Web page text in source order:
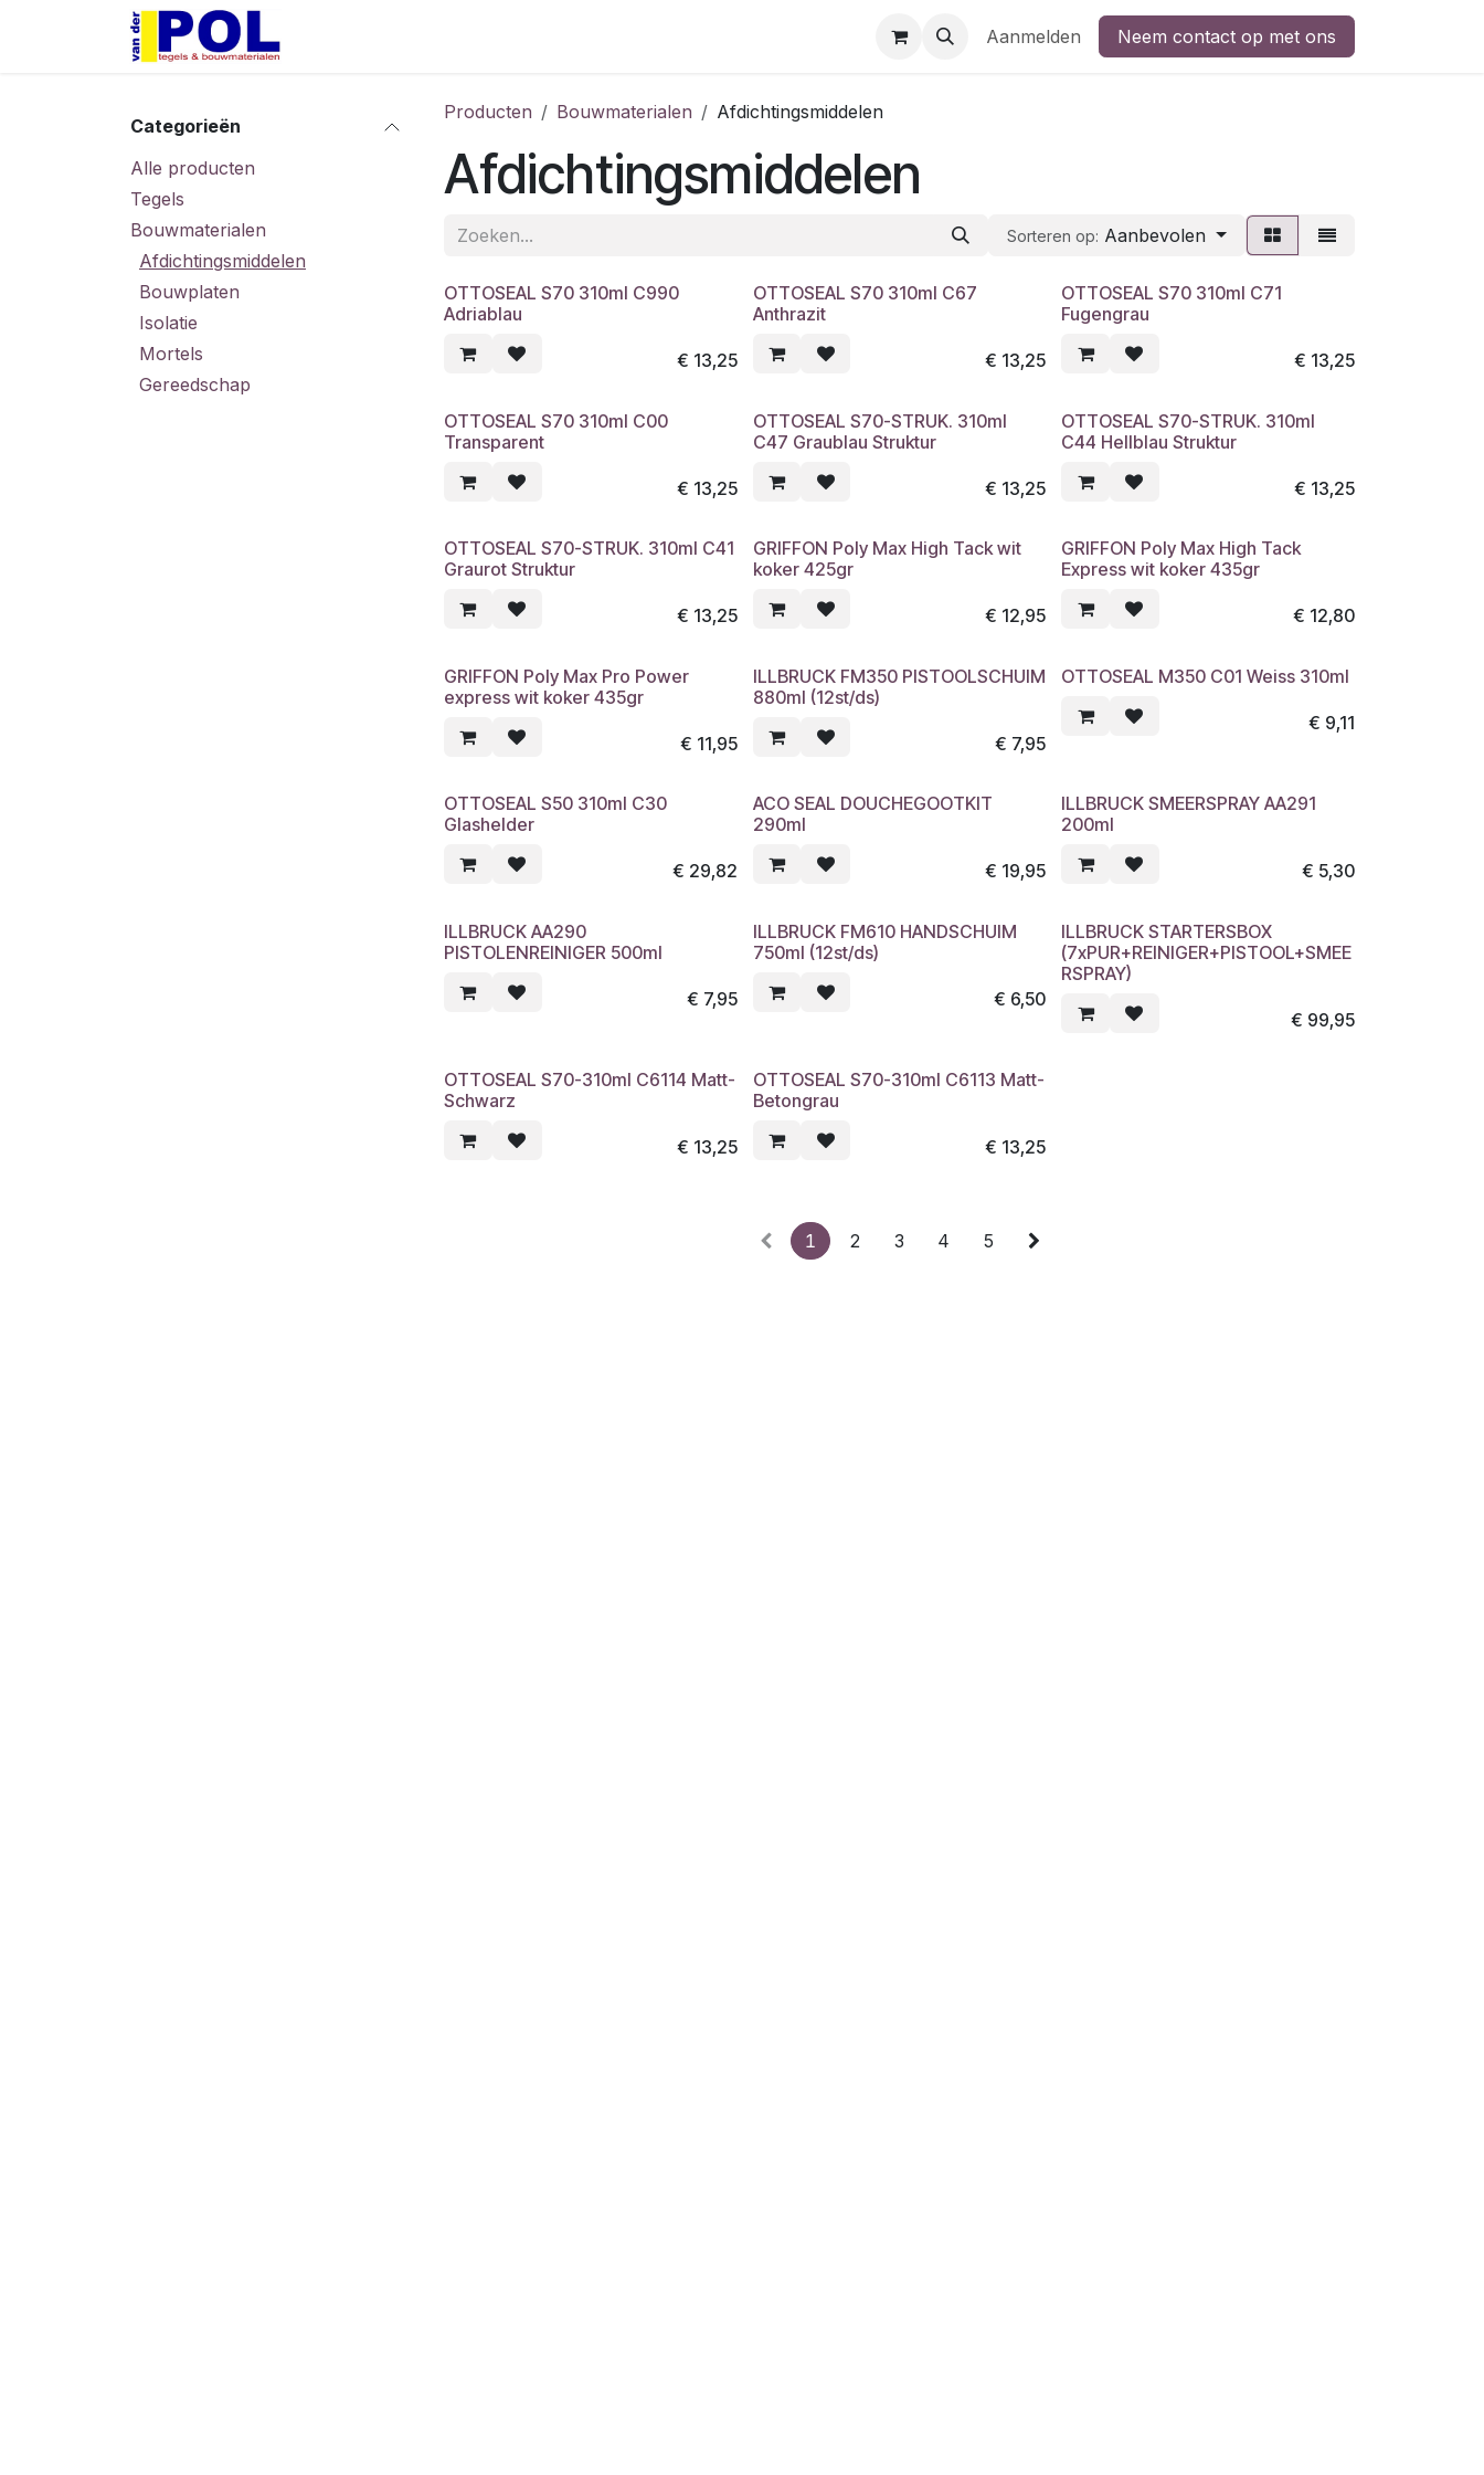
Overslaan naar inhoud
Aanmelden Neem contact op met ons
Categorieën
Alle producten
Tegels
Bouwmaterialen
Afdichtingsmiddelen
Bouwplaten
Isolatie
Mortels
Gereedschap
Producten Bouwmaterialen Afdichtingsmiddelen
Afdichtingsmiddelen
Sorteren op: Aanbevolen
OTTOSEAL S70 310ml C990
Adriablau
€ 13,25
OTTOSEAL S70 310ml C67
Anthrazit
€ 13,25
OTTOSEAL S70 310ml C71
Fugengrau
€ 13,25
OTTOSEAL S70 310ml C00
Transparent
€ 13,25
OTTOSEAL S70-STRUK. 310ml
C47 Graublau Struktur
€ 13,25
OTTOSEAL S70-STRUK. 310ml
C44 Hellblau Struktur
€ 13,25
OTTOSEAL S70-STRUK. 310ml C41
Graurot Struktur
€ 13,25
GRIFFON Poly Max High Tack wit
koker 425gr
€ 12,95
GRIFFON Poly Max High Tack
Express wit koker 435gr
€ 12,80
GRIFFON Poly Max Pro Power
express wit koker 435gr
€ 11,95
ILLBRUCK FM350 PISTOOLSCHUIM
880ml (12st/ds)
€ 7,95
OTTOSEAL M350 C01 Weiss 310ml
€ 9,11
OTTOSEAL S50 310ml C30
Glashelder
€ 29,82
ACO SEAL DOUCHEGOOTKIT
290ml
€ 19,95
ILLBRUCK SMEERSPRAY AA291
200ml
€ 5,30
ILLBRUCK AA290
PISTOLENREINIGER 500ml
€ 7,95
ILLBRUCK FM610 HANDSCHUIM
750ml (12st/ds)
€ 6,50
ILLBRUCK STARTERSBOX
(7xPUR+REINIGER+PISTOOL+SMEE
RSPRAY)
€ 99,95
OTTOSEAL S70-310ml C6114 Matt-
Schwarz
€ 13,25
OTTOSEAL S70-310ml C6113 Matt-
Betongrau
€ 13,25
1 2 3 4 5